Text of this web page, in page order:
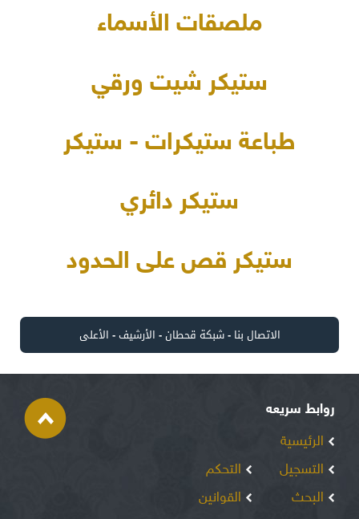
ملصقات الأسماء
ستيكر شيت ورقي
طباعة ستيكرات - ستيكر
ستيكر دائري
ستيكر قص على الحدود
الاتصال بنا -شبكة قحطان- الأرشيف- الأعلى
روابط سريعه
الرئيسية
التسجيل
البحث
التحكم
القوانين